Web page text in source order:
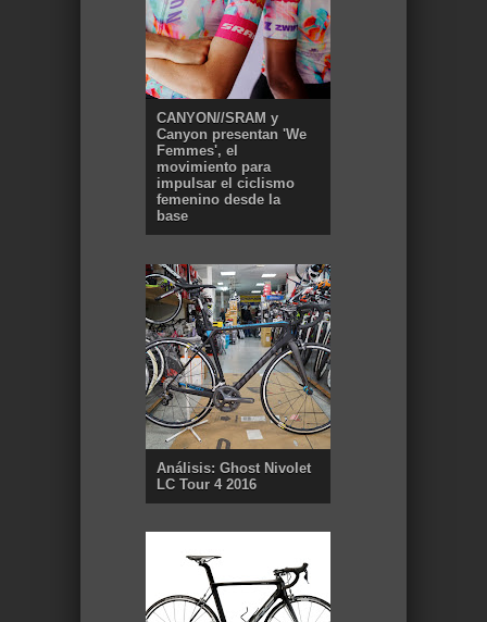
CANYON//SRAM y
Canyon presentan 'We
Femmes', el
movimiento para
impulsar el ciclismo
femenino desde la
base
Análisis: Ghost Nivolet
LC Tour 4 2016